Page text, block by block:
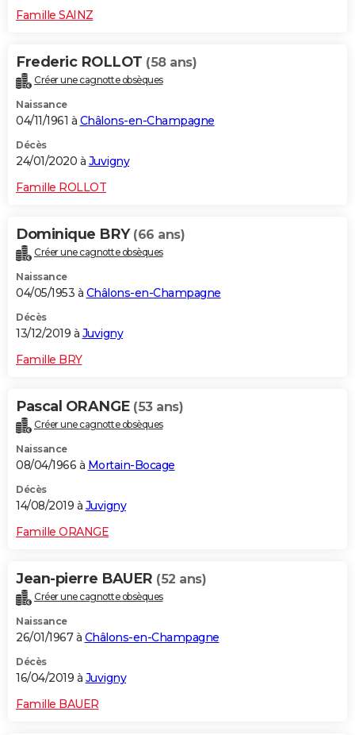
Famille SAINZ
Frederic ROLLOT (58 ans)
Créer une cagnotte obsèques
Naissance
04/11/1961 à Châlons-en-Champagne
Décès
24/01/2020 à Juvigny
Famille ROLLOT
Dominique BRY (66 ans)
Créer une cagnotte obsèques
Naissance
04/05/1953 à Châlons-en-Champagne
Décès
13/12/2019 à Juvigny
Famille BRY
Pascal ORANGE (53 ans)
Créer une cagnotte obsèques
Naissance
08/04/1966 à Mortain-Bocage
Décès
14/08/2019 à Juvigny
Famille ORANGE
Jean-pierre BAUER (52 ans)
Créer une cagnotte obsèques
Naissance
26/01/1967 à Châlons-en-Champagne
Décès
16/04/2019 à Juvigny
Famille BAUER